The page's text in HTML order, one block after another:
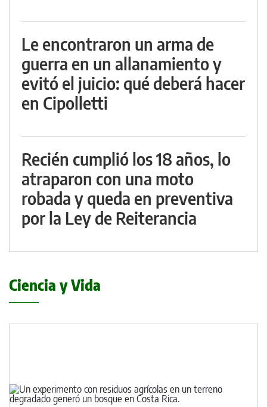
Le encontraron un arma de
guerra en un allanamiento y
evitó el juicio: qué deberá hacer
en Cipolletti
Recién cumplió los 18 años, lo
atraparon con una moto
robada y queda en preventiva
por la Ley de Reiterancia
Ciencia y Vida